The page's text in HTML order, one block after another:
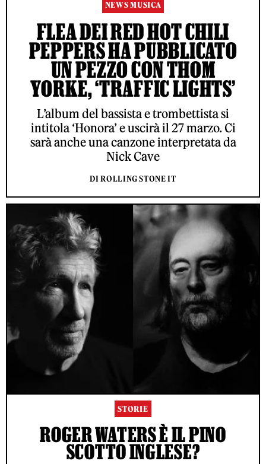
NEWS MUSICA
FLEA DEI RED HOT CHILI
PEPPERS HA PUBBLICATO
UN PEZZO CON THOM
YORKE, ‘TRAFFIC LIGHTS’
L’album del bassista e trombettista si
intitola ‘Honora’ e uscirà il 27 marzo. Ci
sarà anche una canzone interpretata da
Nick Cave
DI ROLLING STONE IT
STORIE
ROGER WATERS È IL PINO
SCOTTO INGLESE?